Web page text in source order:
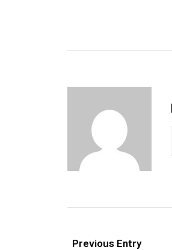
Previous Entry